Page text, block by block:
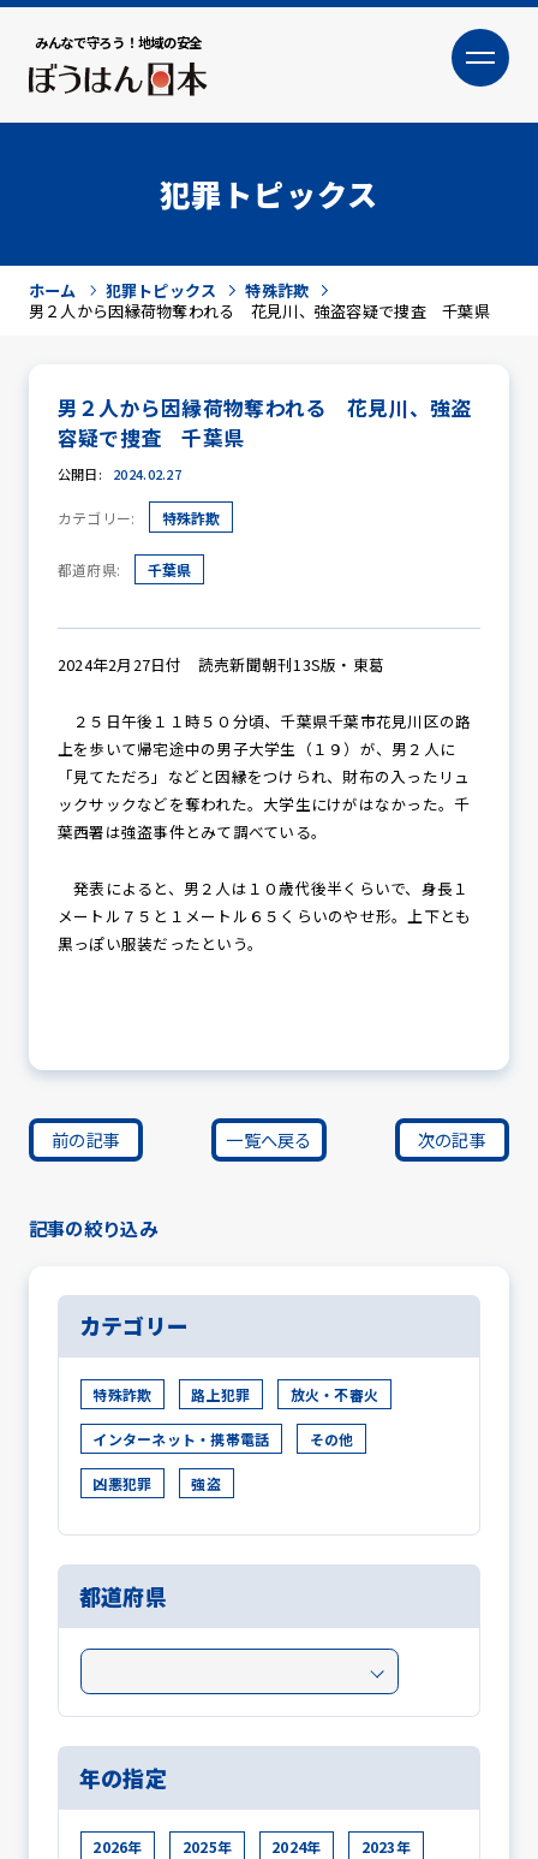
みんなで守ろう！地域の安全
大
犯罪トピックス
防犯活動ニュース
防犯パトロール
防犯セミナー
防犯対策情報
防犯協力会について
犯罪トピックス
ホーム 犯罪トピックス
特殊詐欺
男２人から因縁荷物奪われる 花見川、強盗容疑で捜査 千葉県
男２人から因縁荷物奪われる 花見川、強盗
容疑で捜査 千葉県
公開日: 2024.02.27
カテゴリー: 特殊詐欺
都道府県: 千葉県
2024年2月27日付 読売新聞朝刊13S版・東葛
２５日午後１１時５０分頃、千葉県千葉市花見川区の路
上を歩いて帰宅途中の男子大学生（１９）が、男２人に
「見てただろ」などと因縁をつけられ、財布の入ったリュ
ックサックなどを奪われた。大学生にけがはなかった。千
葉西署は強盗事件とみて調べている。
発表によると、男２人は１０歳代後半くらいで、身長１
メートル７５と１メートル６５くらいのやせ形。上下とも
黒っぽい服装だったという。
前の記事 一覧へ戻る 次の記事
記事の絞り込み
カテゴリー
特殊詐欺 路上犯罪 放火・不審火
インターネット・携帯電話 その他
凶悪犯罪 強盗
都道府県
年の指定
2026年 2025年 2024年 2023年